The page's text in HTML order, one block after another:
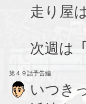
走り屋
次週は
第４９話予告編
いつき